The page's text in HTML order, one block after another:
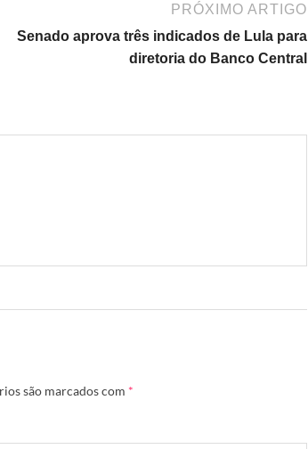
PRÓXIMO ARTIGO
Senado aprova três indicados de Lula para
diretoria do Banco Central
são marcados com *